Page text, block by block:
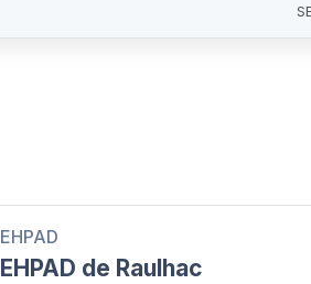
EHPAD
EHPAD de Raulhac